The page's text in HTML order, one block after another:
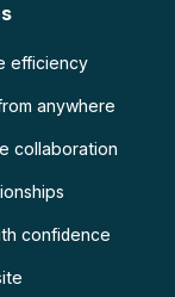
efficiency
anywhere
collaboration
confidence